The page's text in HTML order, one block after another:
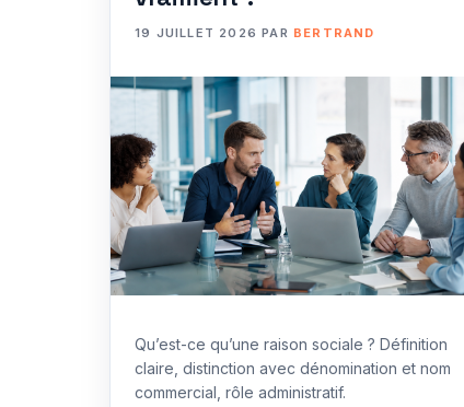
19 JUILLET 2026 PAR BERTRAND
Qu’est-ce qu’une raison sociale ? Définition
claire, distinction avec dénomination et nom
commercial, rôle administratif.